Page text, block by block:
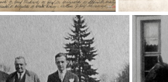
- 1894 r.